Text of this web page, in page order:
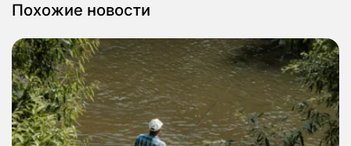
Похожие новости